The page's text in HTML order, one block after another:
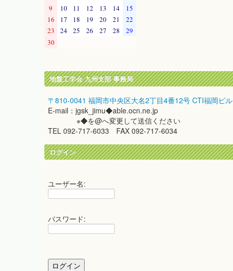
9
10 11 12 13 14
15
16
17 18 19 20 21
22
23
24 25 26 27 28
29
30
地盤工学会 九州支部 事務局
〒810-0041 福岡市中央区大名2丁目4番12号 CTI福岡ビル
E-mail：jgsk_jimu◆able.ocn.ne.jp
※◆を@へ変更して送信ください
TEL 092-717-6033 FAX 092-717-6034
ログイン
ユーザー名:
パスワード: